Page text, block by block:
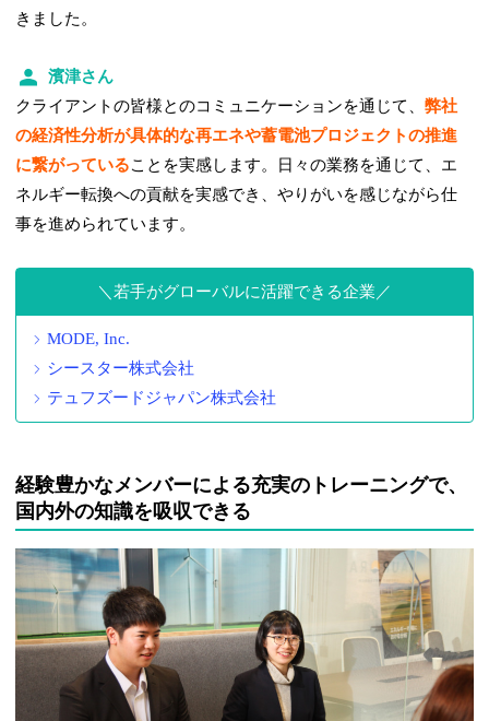
きました。
濱津さん
クライアントの皆様とのコミュニケーションを通じて、弊社
の経済性分析が具体的な再エネや蓄電池プロジェクトの推進
に繋がっていることを実感します。日々の業務を通じて、エ
ネルギー転換への貢献を実感でき、やりがいを感じながら仕
事を進められています。
若手がグローバルに活躍できる企業
MODE, Inc.
シースター株式会社
テュフズードジャパン株式会社
経験豊かなメンバーによる充実のトレーニングで、
国内外の知識を吸収できる